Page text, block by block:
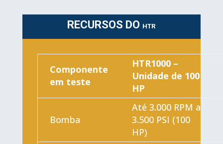
RECURSOS DO HTR
Componente
em teste
HTR1000 –
Unidade de 100
HP
Bomba
Até 3.000 RPM a
3.500 PSI (100
HP)